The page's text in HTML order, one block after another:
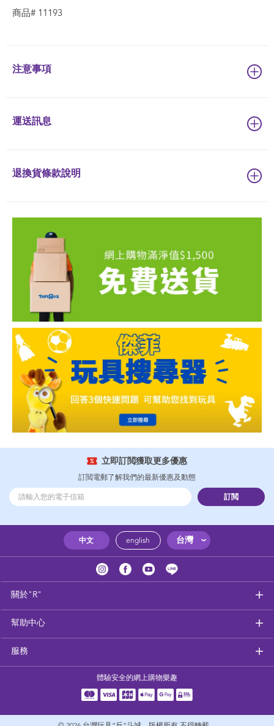
商品# 11193
注意事項
運送訊息
退換貨條款說明
立即訂閲獲取更多優惠
訂閲電郵了解我們的最新優惠及動態
訂閲
中文 english 台灣
關於"R"
幫助中心
服務
體驗安全的網上購物樂趣